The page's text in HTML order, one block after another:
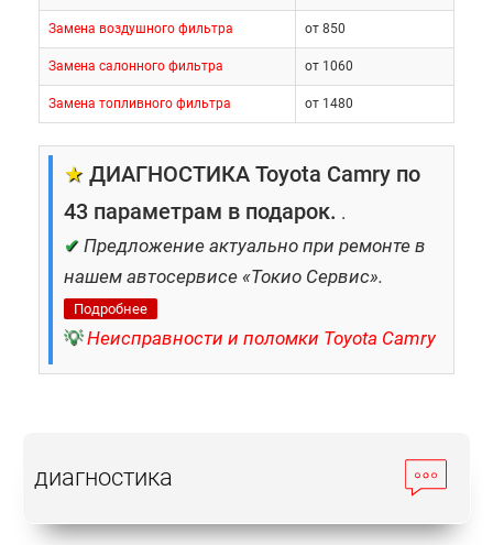
Замена воздушного фильтра от 850
Замена салонного фильтра от 1060
Замена топливного фильтра от 1480
★ ДИАГНОСТИКА Toyota Camry по
43 параметрам в подарок. .
✔ Предложение актуально при ремонте в
нашем автосервисе «Токио Сервис».
Подробнее
💡 Неисправности и поломки Toyota Camry
диагностика